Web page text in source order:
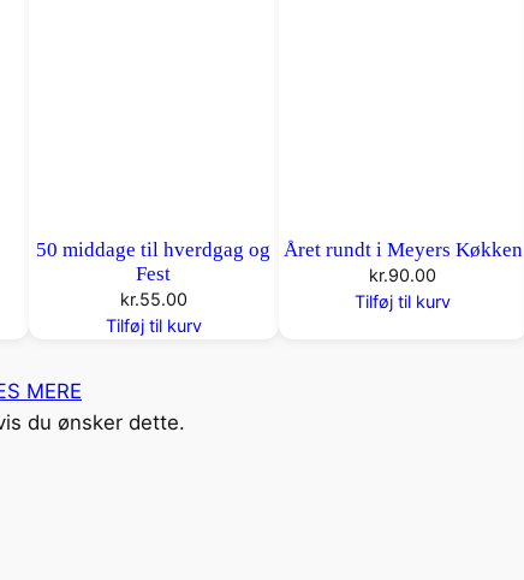
50 middage til hverdgag og
Fest
kr.55.00
Tilføj til kurv
Året rundt i Meyers Køkken
kr.90.00
Tilføj til kurv
MERE
du ønsker dette.